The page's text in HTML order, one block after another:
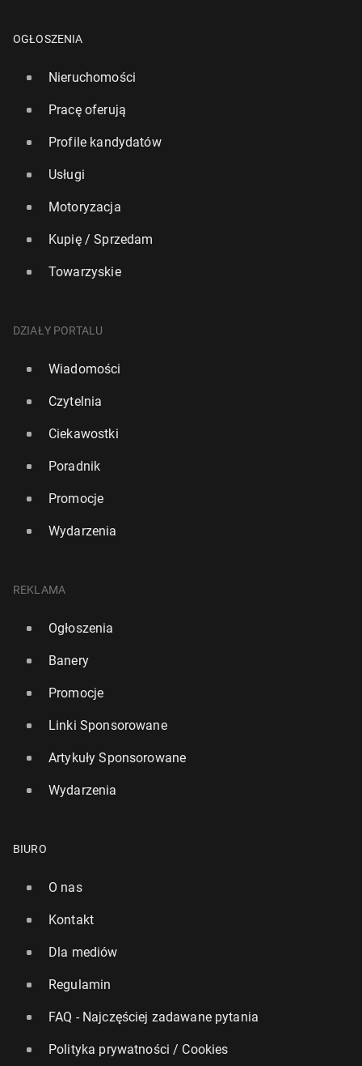
OGŁOSZENIA
Nieruchomości
Pracę oferują
Profile kandydatów
Usługi
Motoryzacja
Kupię / Sprzedam
Towarzyskie
DZIAŁY PORTALU
Wiadomości
Czytelnia
Ciekawostki
Poradnik
Promocje
Wydarzenia
REKLAMA
Ogłoszenia
Banery
Promocje
Linki Sponsorowane
Artykuły Sponsorowane
Wydarzenia
BIURO
O nas
Kontakt
Dla mediów
Regulamin
FAQ - Najczęściej zadawane pytania
Polityka prywatności / Cookies